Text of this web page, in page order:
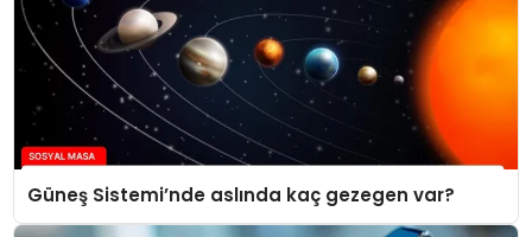
Güneş Sistemi’nde aslında kaç gezegen var?